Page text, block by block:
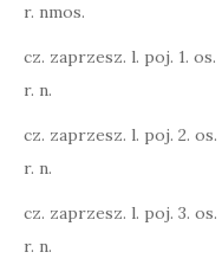
r. nmos.
cz. zaprzesz. l. poj. 1. os.
r. n.
cz. zaprzesz. l. poj. 2. os.
r. n.
cz. zaprzesz. l. poj. 3. os.
r. n.